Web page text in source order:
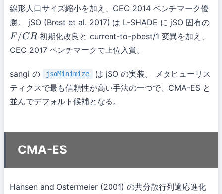
線形人口サイズ縮小を加え、CEC 2014 ベンチマーク優
勝。 jSO (Brest et al. 2017) は L-SHADE に jSO 固有の
F/ CR
初期化改良と current-to-pbest/1 変異を加え、
CEC 2017 ベンチマークで上位入賞。
sangi の jsoMinimize
は jSO の実装。 メタヒューリス
ティクスで最も信頼性が高い手法の一つで、CMA-ES と
並んでデフォルト候補となる。
CMA-ES
Hansen and Ostermeier (2001) の共分散行列適応進化